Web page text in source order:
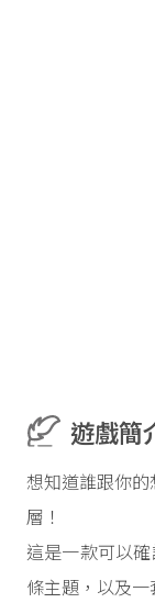
遊戲簡
想知道誰跟你
層！
這是一款可以
條主題，以及